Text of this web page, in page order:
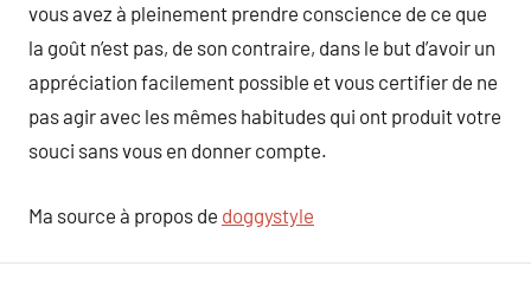
vous avez à pleinement prendre conscience de ce que
la goût n’est pas, de son contraire, dans le but d’avoir un
appréciation facilement possible et vous certifier de ne
pas agir avec les mêmes habitudes qui ont produit votre
souci sans vous en donner compte.
Ma source à propos de doggystyle